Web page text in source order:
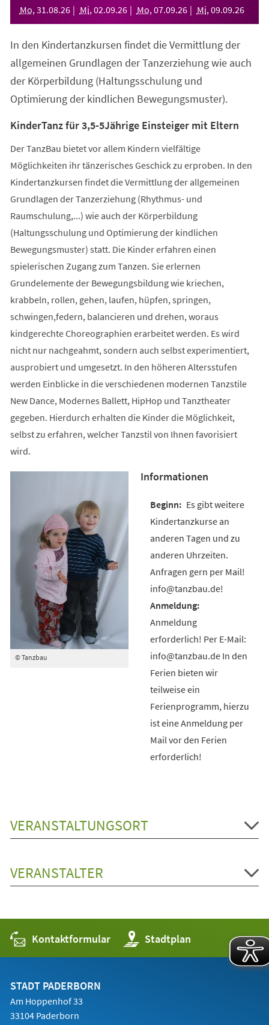
Mo, 31 .08.26 Mi, 02.09.26 Mo, 07.09.26 Mi, 09.09.26
In den Kindertanzkursen findet die Vermittlung der
allgemeinen Grundlagen der Tanzerziehung wie auch
der Körperbildung (Haltungsschulung und
Optimierung der kindlichen Bewegungsmuster).
KinderTanz für 3,5-5Jährige Einsteiger mit Eltern
Der TanzBau bietet vor allem Kindern vielfältige
Möglichkeiten ihr tänzerisches Geschick zu erproben. In den
Kindertanzkursen findet die Vermittlung der allgemeinen
Grundlagen der Tanzerziehung (Rhythmus- und
Raumschulung,...) wie auch der Körperbildung
(Haltungsschulung und Optimierung der kindlichen
Bewegungsmuster) statt. Die Kinder erfahren einen
spielerischen Zugang zum Tanzen. Sie erlernen
Grundelemente der Bewegungsbildung wie kriechen,
krabbeln, rollen, gehen, laufen, hüpfen, springen,
schwingen,federn, balancieren und drehen, woraus
kindgerechte Choreographien erarbeitet werden. Es wird
nicht nur nachgeahmt, sondern auch selbst experimentiert,
ausprobiert und umgesetzt. In den höheren Altersstufen
werden Einblicke in die verschiedenen modernen Tanzstile
New Dance, Modernes Ballett, HipHop und Tanztheater
gegeben. Hierdurch erhalten die Kinder die Möglichkeit,
selbst zu erfahren, welcher Tanzstil von Ihnen favorisiert
wird.
© Tanzbau
Informationen
Es gibt weitere
Kindertanzkurse an
anderen Tagen und zu
anderen Uhrzeiten.
Anfragen gern per Mail!
info@tanzbau.de!
Anmeldung
erforderlich! Per E-Mail:
info@tanzbau.de In den
Ferien bieten wir
teilweise ein
Ferienprogramm, hierzu
ist eine Anmeldung per
Mail vor den Ferien
erforderlich!
VERANSTALTUNGSORT
VERANSTALTER
Kontaktformular Stadtplan
(Öffnet
in
einem
STADT PADERBORN
Am Hoppenhof 33
33104 Paderborn